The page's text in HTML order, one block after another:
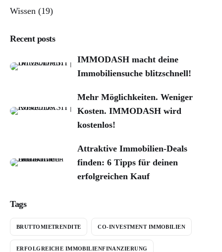
Wissen (19)
Recent posts
IMMODASH macht deine
Immobiliensuche blitzschnell!
Mehr Möglichkeiten. Weniger
Kosten. IMMODASH wird
kostenlos!
Attraktive Immobilien-Deals
finden: 6 Tipps für deinen
erfolgreichen Kauf
Tags
BRUTTOMIETRENDITE CO-INVESTMENT IMMOBILIEN
ERFOLGREICHE IMMOBILIENFINANZIERUNG